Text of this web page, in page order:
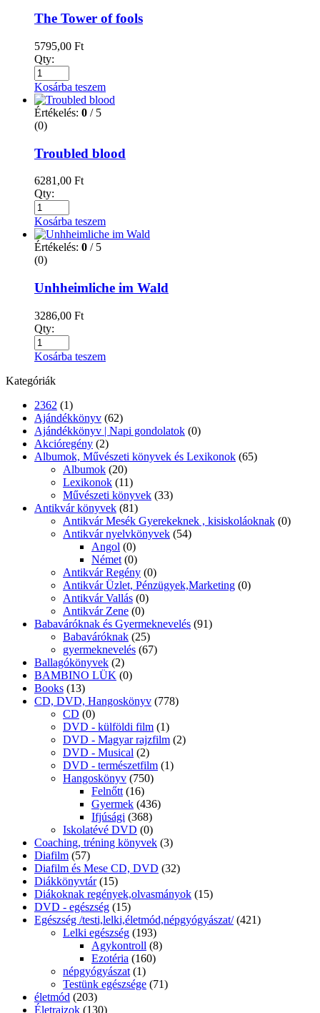
The Tower of fools
5795,00 Ft
Qty:
Kosárba teszem
Értékelés: 0 / 5
(0)
Troubled blood
6281,00 Ft
Qty:
Kosárba teszem
Értékelés: 0 / 5
(0)
Unhheimliche im Wald
3286,00 Ft
Qty:
Kosárba teszem
Kategóriák
2362 (1)
Ajándékkönyv (62)
Ajándékkönyv | Napi gondolatok (0)
Akcióregény (2)
Albumok, Művészeti könyvek és Lexikonok (65)
Albumok (20)
Lexikonok (11)
Művészeti könyvek (33)
Antikvár könyvek (81)
Antikvár Mesék Gyerekeknek , kisiskoláoknak (0)
Antikvár nyelvkönyvek (54)
Angol (0)
Német (0)
Antikvár Regény (0)
Antikvár Üzlet, Pénzügyek,Marketing (0)
Antikvár Vallás (0)
Antikvár Zene (0)
Babaváróknak és Gyermeknevelés (91)
Babaváróknak (25)
gyermeknevelés (67)
Ballagókönyvek (2)
BAMBINO LÜK (0)
Books (13)
CD, DVD, Hangoskönyv (778)
CD (0)
DVD - külföldi film (1)
DVD - Magyar rajzfilm (2)
DVD - Musical (2)
DVD - természetfilm (1)
Hangoskönyv (750)
Felnőtt (16)
Gyermek (436)
Ifjúsági (368)
Iskolatévé DVD (0)
Coaching, tréning könyvek (3)
Diafilm (57)
Diafilm és Mese CD, DVD (32)
Diákkönyvtár (15)
Diákoknak regények,olvasmányok (15)
DVD - egészség (15)
Egészség /testi,lelki,életmód,népgyógyászat/ (421)
Lelki egészség (193)
Agykontroll (8)
Ezotéria (160)
népgyógyászat (1)
Testünk egészsége (71)
életmód (203)
Életrajzok (130)